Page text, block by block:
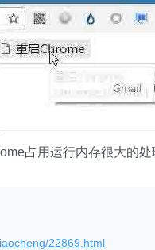
占用运行内存很大的处
22869.html